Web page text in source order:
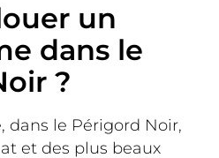
un
dans le
?
dans le Périgord Noir,
et des plus beaux